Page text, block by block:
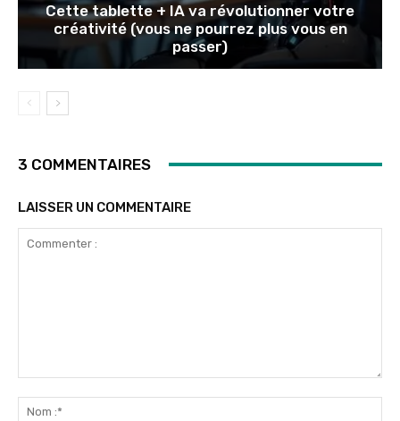
Cette tablette + IA va révolutionner votre
créativité (vous ne pourrez plus vous en
passer)
3 COMMENTAIRES
LAISSER UN COMMENTAIRE